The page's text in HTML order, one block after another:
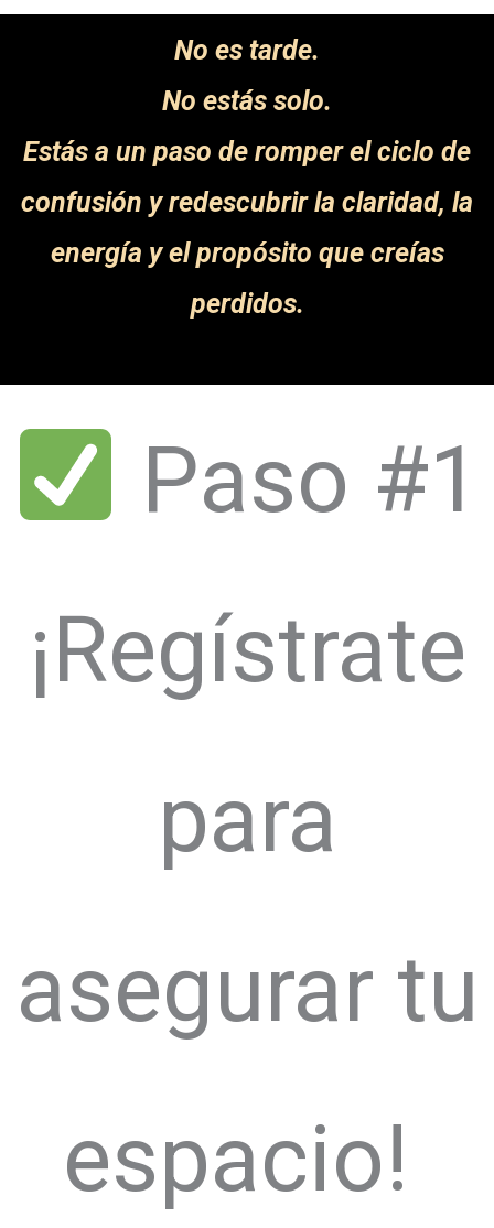
No es tarde.
No estás solo.
Estás a un paso de romper el ciclo de
confusión y redescubrir la claridad, la
energía y el propósito que creías
perdidos.
Paso #1
¡Regístrate
para
asegurar tu
espacio!